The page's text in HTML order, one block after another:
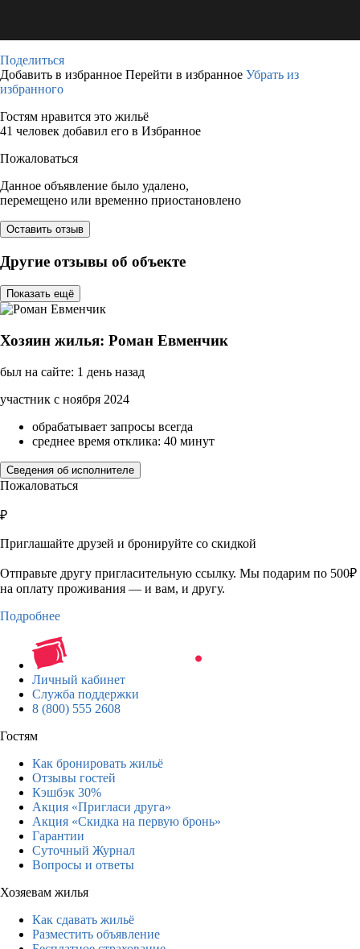
Поделиться
Добавить в избранное Перейти в избранное Убрать из
избранного
Гостям нравится это жильё
41 человек добавил его в Избранное
Пожаловаться
Данное объявление было удалено,
перемещено или временно приостановлено
Оставить отзыв
Другие отзывы об объекте
Показать ещё
Хозяин жилья: Роман Евменчик
был на сайте: 1 день назад
участник с ноября 2024
обрабатывает запросы всегда
среднее время отклика: 40 минут
Сведения об исполнителе
Пожаловаться
₽
Приглашайте друзей и бронируйте со скидкой
Отправьте другу пригласительную ссылку. Мы подарим по 500₽
на оплату проживания — и вам, и другу.
Подробнее
Личный кабинет
Служба поддержки
8 (800) 555 2608
Гостям
Как бронировать жильё
Отзывы гостей
Кэшбэк 30%
Акция «Пригласи друга»
Акция «Скидка на первую бронь»
Гарантии
Суточный Журнал
Вопросы и ответы
Хозяевам жилья
Как сдавать жильё
Разместить объявление